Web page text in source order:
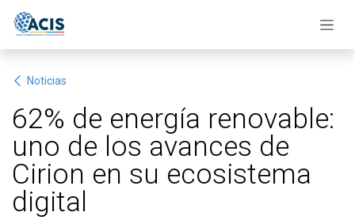
Noticias
62% de energía renovable:
uno de los avances de
Cirion en su ecosistema
digital